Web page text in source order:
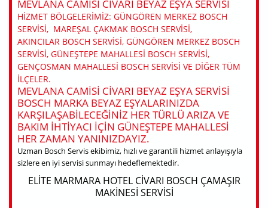
MEVLANA CAMISI CIVARI BEYAZ EŞYA SERVISI
HIZMET BÖLGELERIMIZ: GÜNGÖREN MERKEZ BOSCH
SERVISI, MAREŞAL ÇAKMAK BOSCH SERVISI,
AKINCILAR BOSCH SERVISI, GÜNGÖREN MERKEZ BOSCH
SERVISI, GÜNEŞTEPE MAHALLESI BOSCH SERVISI,
GENÇOSMAN MAHALLESI BOSCH SERVISI VE DIĞER TÜM
ILÇELER.
MEVLANA CAMISI CIVARI BEYAZ EŞYA SERVISI
BOSCH MARKA BEYAZ EŞYALARINIZDA
KARŞILAŞABILECEĞINIZ HER TÜRLÜ ARIZA VE
BAKIM IHTIYACI IÇIN GÜNEŞTEPE MAHALLESI
HER ZAMAN YANINIZDAYIZ.
Uzman Bosch Servis ekibimiz, hızlı ve garantili hizmet anlayışıyla
sizlere en iyi servisi sunmayı hedeflemektedir.
ELITE MARMARA HOTEL CIVARI BOSCH ÇAMAŞIR
MAKINESI SERVISI